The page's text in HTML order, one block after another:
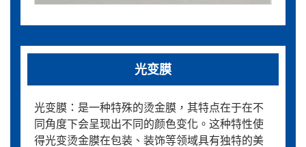
光变膜
光变膜：是一种特殊的烫金膜，其特点在于在不
同角度下会呈现出不同的颜色变化。这种特性使
得光变烫金膜在包装、装饰等领域具有独特的美